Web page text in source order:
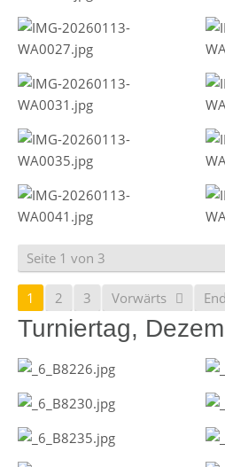
Seite 1 von 3
1 2 3 Vorwärts
Turniertag,